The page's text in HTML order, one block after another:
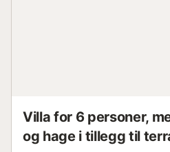
Villa for 6 personer,
og hage i tillegg til